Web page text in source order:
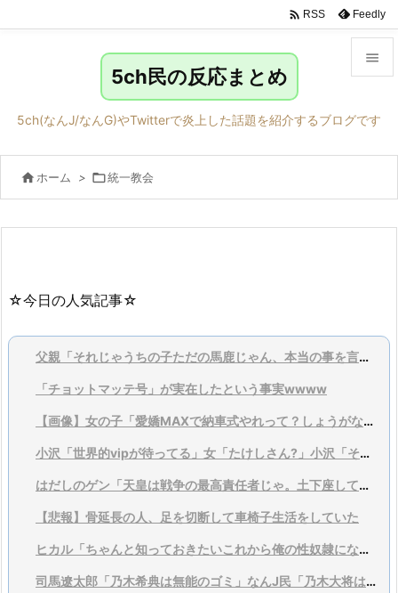

メニュ
サイド

 RSS Feedly
5ch民の反応まとめ
5ch(なんJ/なんG)やTwitterで炎上した話題を紹介するブログです
 ホーム > 統一教会
☆今日の人気記事☆
父親「それじゃうちの子ただの馬鹿じゃん、本当の事を言ってくれ」
「チョットマッテ号」が実在したという事実wwww
【画像】女の子「愛嬌MAXで納車式やれって？しょうがないなあ…」
小沢「世界的vipが待ってる」女「たけしさん?」小沢「それは言い過ぎ、そこまでではない」
はだしのゲン「天皇は戦争の最高責任者じゃ。土下座して謝るんがあたりまえじゃ！」
【悲報】骨延長の人、足を切断して車椅子生活をしていた
ヒカル「ちゃんと知っておきたいこれから俺の性奴隷になる変態の本当の姿を」
司馬遼太郎「乃木希典は無能のゴミ」なんJ民「乃木大将は有能」